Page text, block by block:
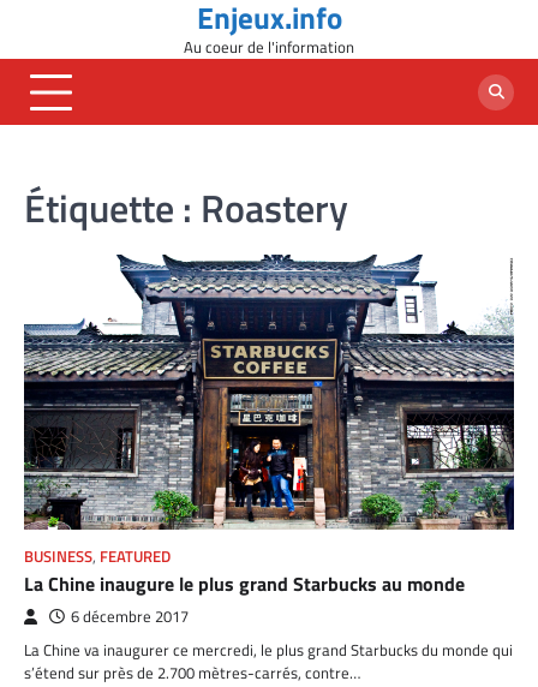
content
Enjeux.info
Au coeur de l'information
Étiquette : Roastery
BUSINESS, FEATURED
La Chine inaugure le plus grand Starbucks au monde
6 décembre 2017
La Chine va inaugurer ce mercredi, le plus grand Starbucks du monde qui
s’étend sur près de 2.700 mètres-carrés, contre…